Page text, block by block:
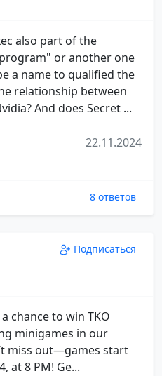
also part of the
or another one
a name to qualified the
relationship between
And does Secret ...
22.11.2024
8 ответов
Подписаться
chance to win TKO
minigames in our
miss out—games start
at 8 PM! Ge...